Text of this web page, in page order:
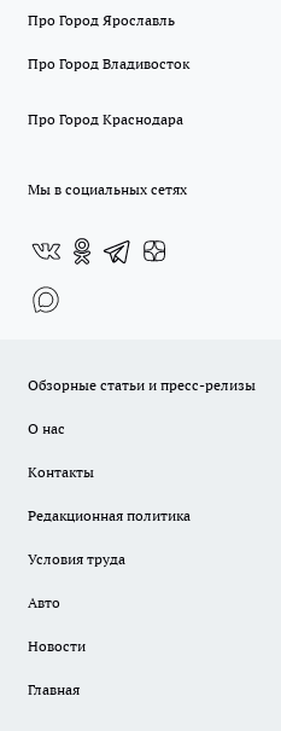
Про Город Ярославль
Про Город Владивосток
Про Город Краснодара
Мы в социальных сетях
Обзорные статьи и пресс-релизы
О нас
Контакты
Редакционная политика
Условия труда
Авто
Новости
Главная